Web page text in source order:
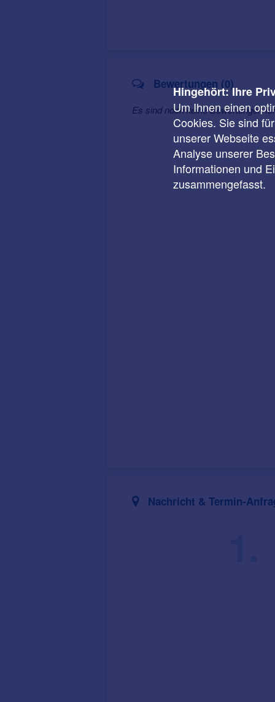
Bewertungen (0)
Es sind noch keine Bewertungen
Nachricht & Termin-
Hingehört: Ihre
Um Ihnen einen
Cookies. Sie sind
unserer Webseite
Analyse unserer
Informationen und
zusammengefasst.